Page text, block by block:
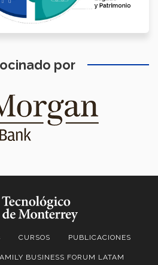
por
CURSOS PUBLICACIONES
BUSINESS FORUM LATAM